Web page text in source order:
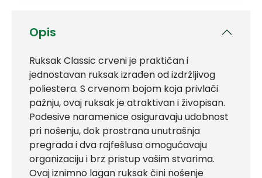
Opis
Ruksak Classic crveni je praktičan i
jednostavan ruksak izrađen od izdržljivog
poliestera. S crvenom bojom koja privlači
pažnju, ovaj ruksak je atraktivan i živopisan.
Podesive naramenice osiguravaju udobnost
pri nošenju, dok prostrana unutrašnja
pregrada i dva rajfešlusa omogućavaju
organizaciju i brz pristup vašim stvarima.
Ovaj iznimno lagan ruksak čini nošenje